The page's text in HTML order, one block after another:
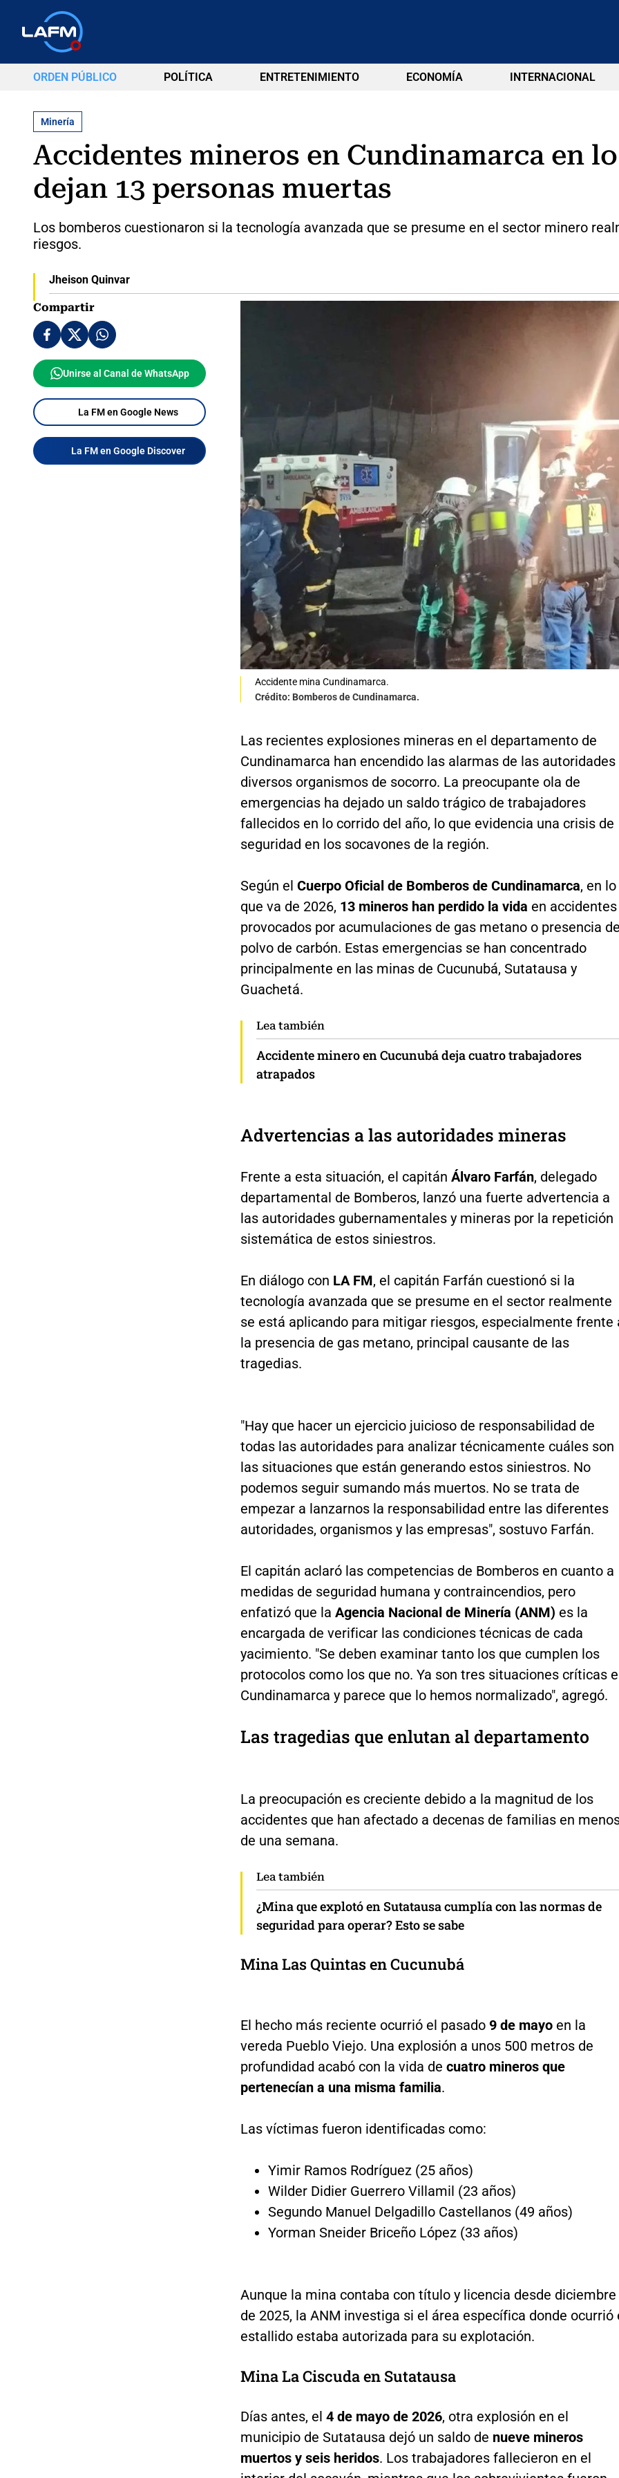
ORDEN PÚBLICO POLÍTICA ENTRETENIMIENTO ECONOMÍA INTERNACIONAL
Minería
Accidentes mineros en Cundinamarca en
dejan 13 personas muertas
Los bomberos cuestionaron si la tecnología avanzada que se presume en el sector minero
riesgos.
Jheison Quinvar
Compartir
Unirse al Canal de WhatsApp
La FM en Google News
La FM en Google Discover
Accidente mina Cundinamarca.
Crédito: Bomberos de Cundinamarca.
Las recientes explosiones mineras en el departamento de
Cundinamarca han encendido las alarmas de las autoridades
diversos organismos de socorro. La preocupante ola de
emergencias ha dejado un saldo trágico de trabajadores
fallecidos en lo corrido del año, lo que evidencia una crisis de
seguridad en los socavones de la región.
Según el Cuerpo Oficial de Bomberos de Cundinamarca, en lo
que va de 2026, 13 mineros han perdido la vida en accidentes
provocados por acumulaciones de gas metano o presencia
polvo de carbón. Estas emergencias se han concentrado
principalmente en las minas de Cucunubá, Sutatausa y
Guachetá.
Lea también
Accidente minero en Cucunubá deja cuatro trabajadores
atrapados
Advertencias a las autoridades mineras
Frente a esta situación, el capitán Álvaro Farfán, delegado
departamental de Bomberos, lanzó una fuerte advertencia a
las autoridades gubernamentales y mineras por la repetición
sistemática de estos siniestros.
En diálogo con LA FM, el capitán Farfán cuestionó si la
tecnología avanzada que se presume en el sector realmente
se está aplicando para mitigar riesgos, especialmente frente
la presencia de gas metano, principal causante de las
tragedias.
"Hay que hacer un ejercicio juicioso de responsabilidad de
todas las autoridades para analizar técnicamente cuáles son
las situaciones que están generando estos siniestros. No
podemos seguir sumando más muertos. No se trata de
empezar a lanzarnos la responsabilidad entre las diferentes
autoridades, organismos y las empresas", sostuvo Farfán.
El capitán aclaró las competencias de Bomberos en cuanto a
medidas de seguridad humana y contraincendios, pero
enfatizó que la Agencia Nacional de Minería (ANM) es la
encargada de verificar las condiciones técnicas de cada
yacimiento. "Se deben examinar tanto los que cumplen los
protocolos como los que no. Ya son tres situaciones críticas
Cundinamarca y parece que lo hemos normalizado", agregó.
Las tragedias que enlutan al departamento
La preocupación es creciente debido a la magnitud de los
accidentes que han afectado a decenas de familias en
de una semana.
Lea también
¿Mina que explotó en Sutatausa cumplía con las normas de
seguridad para operar? Esto se sabe
Mina Las Quintas en Cucunubá
El hecho más reciente ocurrió el pasado 9 de mayoen la
vereda Pueblo Viejo. Una explosión a unos 500 metros de
profundidad acabó con la vida de cuatro mineros que
pertenecían a una misma familia.
Las víctimas fueron identificadas como:
Yimir Ramos Rodríguez (25 años)
Wilder Didier Guerrero Villamil (23 años)
Segundo Manuel Delgadillo Castellanos (49 años)
Yorman Sneider Briceño López (33 años)
Aunque la mina contaba con título y licencia desde diciembre
de 2025, la ANM investiga si el área específica donde ocurrió
estallido estaba autorizada para su explotación.
Mina La Ciscuda en Sutatausa
Días antes, el 4 de mayo de 2026, otra explosión en el
municipio de Sutatausa dejó un saldo de nueve mineros
muertos y seis heridos. Los trabajadores fallecieron en el